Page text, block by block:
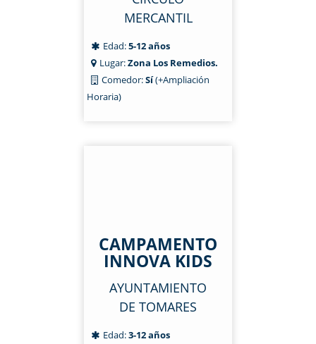
MERCANTIL
Edad:5-12 años
Lugar:Zona Los Remedios.
Comedor:Sí(+Ampliación
Horaria)
CAMPAMENTO
INNOVA KIDS
AYUNTAMIENTO
DE TOMARES
Edad:3-12 años